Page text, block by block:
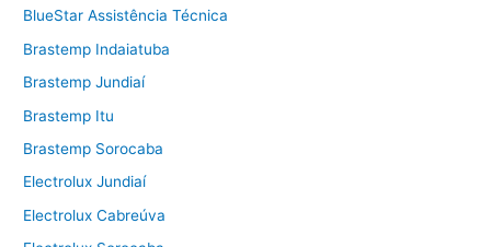
BlueStar Assistência Técnica
Brastemp Indaiatuba
Brastemp Jundiaí
Brastemp Itu
Brastemp Sorocaba
Electrolux Jundiaí
Electrolux Cabreúva